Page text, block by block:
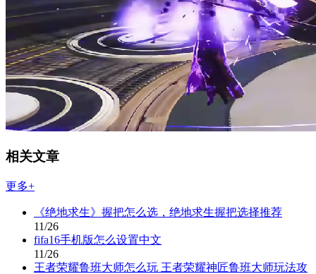
相关文章
更多+
《绝地求生》握把怎么选，绝地求生握把选择推荐
11/26
fifa16手机版怎么设置中文
11/26
王者荣耀鲁班大师怎么玩 王者荣耀神匠鲁班大师玩法攻